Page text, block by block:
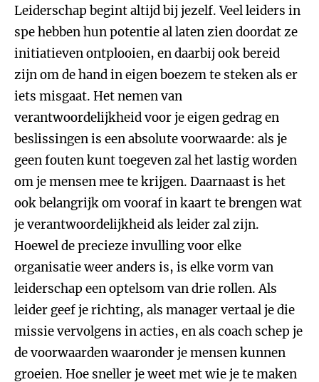
Leiderschap begint altijd bij jezelf. Veel leiders in
spe hebben hun potentie al laten zien doordat ze
initiatieven ontplooien, en daarbij ook bereid
zijn om de hand in eigen boezem te steken als er
iets misgaat. Het nemen van
verantwoordelijkheid voor je eigen gedrag en
beslissingen is een absolute voorwaarde: als je
geen fouten kunt toegeven zal het lastig worden
om je mensen mee te krijgen. Daarnaast is het
ook belangrijk om vooraf in kaart te brengen wat
je verantwoordelijkheid als leider zal zijn.
Hoewel de precieze invulling voor elke
organisatie weer anders is, is elke vorm van
leiderschap een optelsom van drie rollen. Als
leider geef je richting, als manager vertaal je die
missie vervolgens in acties, en als coach schep je
de voorwaarden waaronder je mensen kunnen
groeien. Hoe sneller je weet met wie je te maken